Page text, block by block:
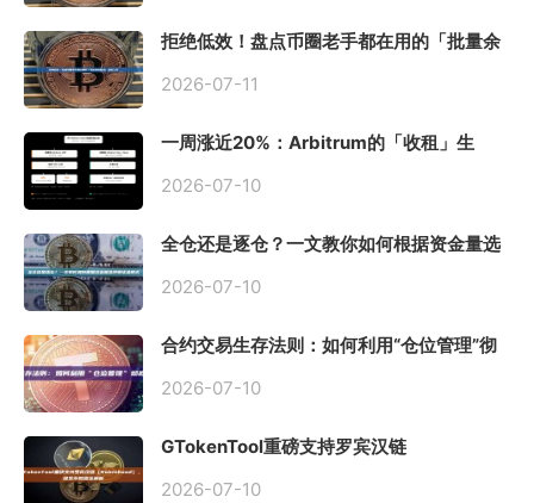
拒绝低效！盘点币圈老手都在用的「批量余
2026-07-11
一周涨近20%：Arbitrum的「收租」生
2026-07-10
全仓还是逐仓？一文教你如何根据资金量选
2026-07-10
合约交易生存法则：如何利用“仓位管理”彻
2026-07-10
GTokenTool重磅支持罗宾汉链
2026-07-10